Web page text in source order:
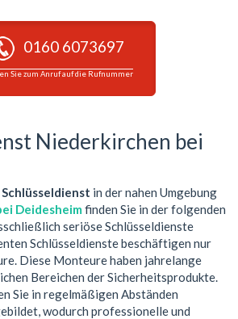
0160 6073697
Sie zum Anruf auf die Rufnummer
Niederkirchen bei
in der nahen Umgebung
Deidesheim finden Sie in der folgenden
seriöse Schlüsseldienste
Schlüsseldienste beschäftigen nur
Diese Monteure haben jahrelange
Bereichen der Sicherheitsprodukte.
Sie in regelmäßigen Abständen
wodurch professionelle und